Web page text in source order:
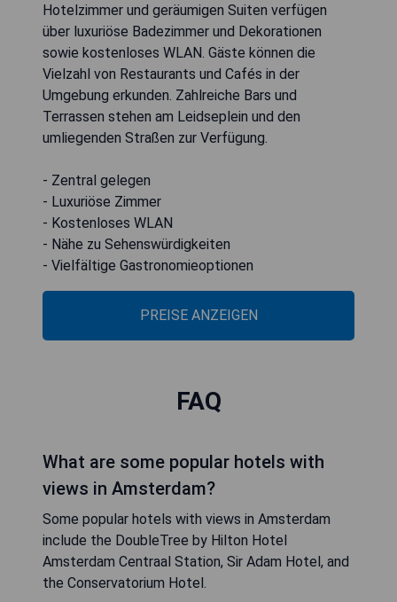
Hotelzimmer und geräumigen Suiten verfügen
über luxuriöse Badezimmer und Dekorationen
sowie kostenloses WLAN. Gäste können die
Vielzahl von Restaurants und Cafés in der
Umgebung erkunden. Zahlreiche Bars und
Terrassen stehen am Leidseplein und den
umliegenden Straßen zur Verfügung.
- Zentral gelegen
- Luxuriöse Zimmer
- Kostenloses WLAN
- Nähe zu Sehenswürdigkeiten
- Vielfältige Gastronomieoptionen
PREISE ANZEIGEN
FAQ
What are some popular hotels with
views in Amsterdam?
Some popular hotels with views in Amsterdam
include the DoubleTree by Hilton Hotel
Amsterdam Centraal Station, Sir Adam Hotel, and
the Conservatorium Hotel.